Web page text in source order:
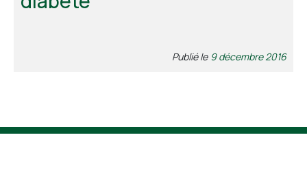
Publié le 9 décembre 2016